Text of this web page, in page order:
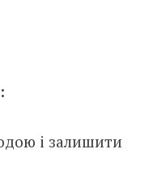
і залишити